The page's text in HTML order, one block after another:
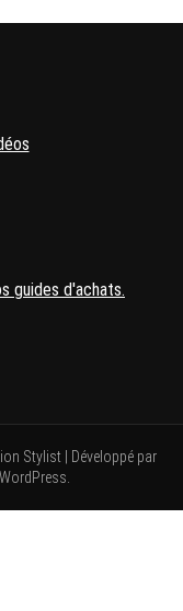
guides d'achats.
Stylist | Développé par
WordPress.